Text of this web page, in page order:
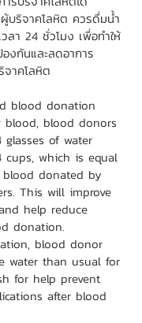
บริจาคโลหิต ควรดื่มน้ำ
ลา 24 ชั่วโมง เพื่อทำให้
งกันและลดอาการ
าคโลหิต
blood donation
blood donors
of water
cups, which is equal
donated by
This will improve
help reduce
donation.
blood donor
water than usual for
for help prevent
after blood